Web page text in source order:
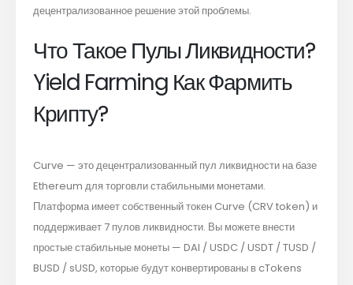
децентрализованное решение этой проблемы.
Что Такое Пулы Ликвидности?
Yield Farming Как Фармить
Крипту?⁠⁠
Curve — это децентрализованный пул ликвидности на базе
Ethereum для торговли стабильными монетами.
Платформа имеет собственный токен Curve (CRV token) и
поддерживает 7 пулов ликвидности. Вы можете внести
простые стабильные монеты — DAI / USDC / USDT / TUSD /
BUSD / sUSD, которые будут конвертированы в cTokens